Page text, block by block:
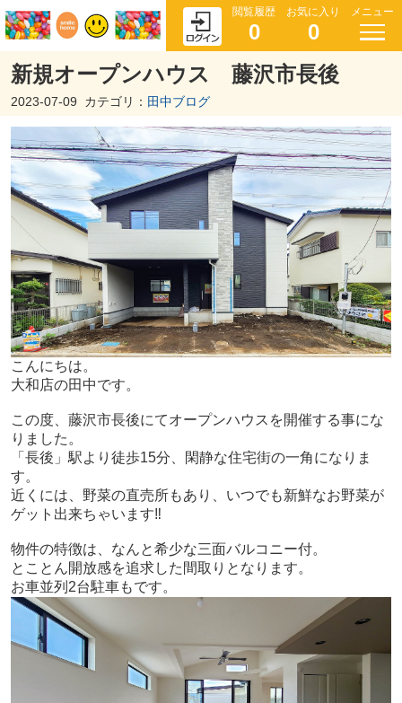
閲覧履歴
0
お気に入り
0
メニュー
新規オープンハウス 藤沢市長後
2023-07-09 カテゴリ： 田中ブログ
こんにちは。
大和店の田中です。
この度、藤沢市長後にてオープンハウスを開催する事にな
りました。
「長後」駅より徒歩15分、閑静な住宅街の一角になりま
す。
近くには、野菜の直売所もあり、いつでも新鮮なお野菜が
ゲット出来ちゃいます‼
物件の特徴は、なんと希少な三面バルコニー付。
とことん開放感を追求した間取りとなります。
お車並列2台駐車もです。